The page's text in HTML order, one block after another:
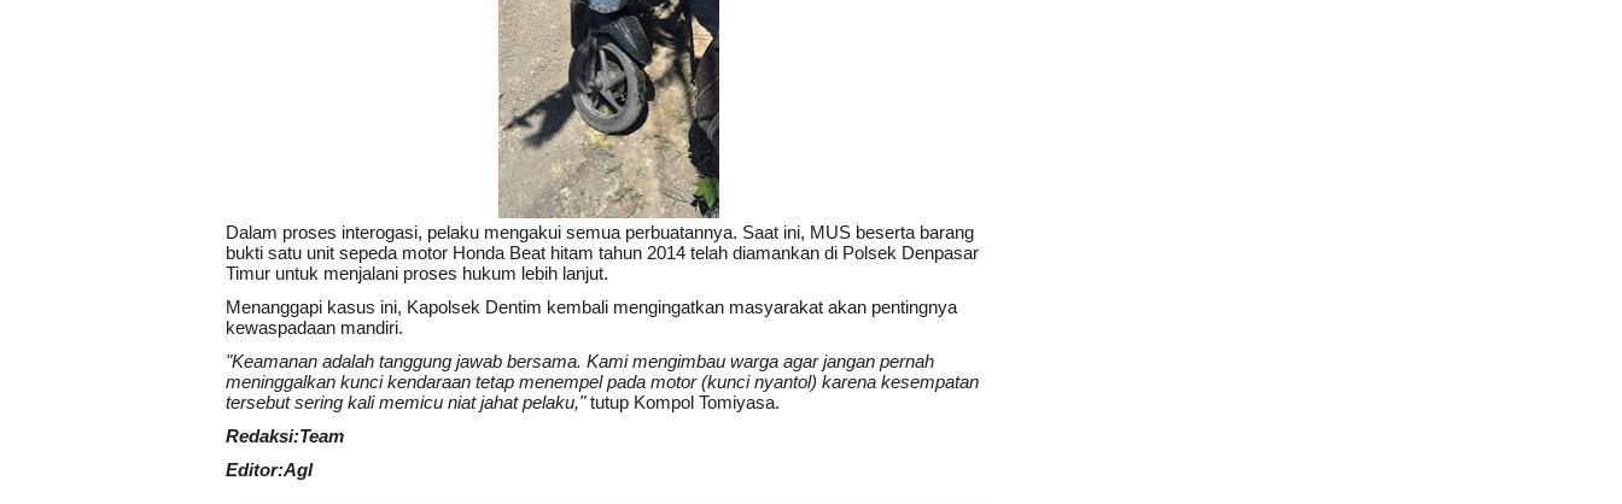
Dalam proses interogasi, pelaku mengakui semua perbuatannya. Saat ini, MUS beserta barang
bukti satu unit sepeda motor Honda Beat hitam tahun 2014 telah diamankan di Polsek Denpasar
Timur untuk menjalani proses hukum lebih lanjut.
Menanggapi kasus ini, Kapolsek Dentim kembali mengingatkan masyarakat akan pentingnya
kewaspadaan mandiri.
"Keamanan adalah tanggung jawab bersama. Kami mengimbau warga agar jangan pernah
meninggalkan kunci kendaraan tetap menempel pada motor (kunci nyantol) karena kesempatan
tersebut sering kali memicu niat jahat pelaku,"tutup Kompol Tomiyasa.
Redaksi:Team
Editor:Agl